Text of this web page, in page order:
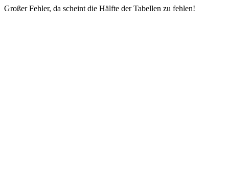
Großer Fehler, da scheint die Hälfte der Tabellen zu fehlen!